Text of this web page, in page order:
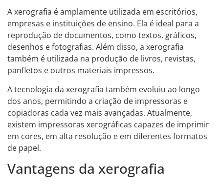
A xerografia é amplamente utilizada em escritórios,
empresas e instituições de ensino. Ela é ideal para a
reprodução de documentos, como textos, gráficos,
desenhos e fotografias. Além disso, a xerografia
também é utilizada na produção de livros, revistas,
panfletos e outros materiais impressos.
A tecnologia da xerografia também evoluiu ao longo
dos anos, permitindo a criação de impressoras e
copiadoras cada vez mais avançadas. Atualmente,
existem impressoras xerográficas capazes de imprimir
em cores, em alta resolução e em diferentes formatos
de papel.
Vantagens da xerografia